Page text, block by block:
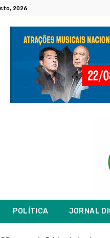
2026
POLÍTICA JORNAL